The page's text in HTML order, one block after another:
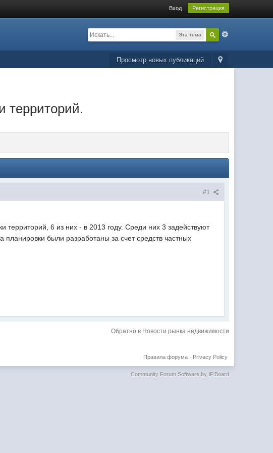
Вход Регистрация
Эта тема
Просмотр новых публикаций
территорий.
#1
территорий, 6 из них - в 2013 году. Среди них 3 задействуют
были разработаны за счет средств частных
Обратно в Новости рынка недвижимости
Privacy Policy
Правила форума·
Community Forum Software by IP.Board